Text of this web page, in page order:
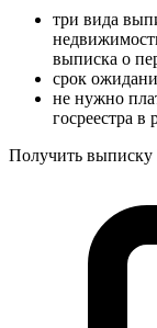
три вида
выписка о
срок
не нужно
госреестра в
Получить